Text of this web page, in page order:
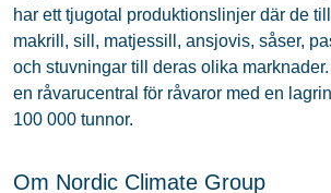
har ett tjugotal produktionslinjer där de
makrill, sill, matjessill, ansjovis, såser,
och stuvningar till deras olika
en råvarucentral för råvaror med en
100 000 tunnor.
Om Nordic Climate Group